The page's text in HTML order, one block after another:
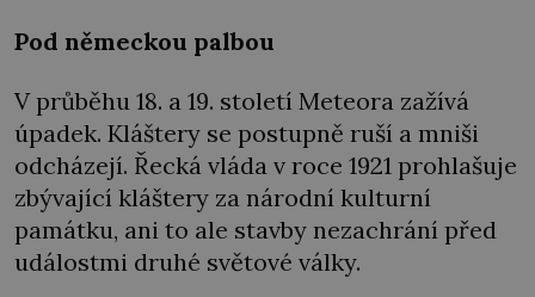
Pod německou palbou
V průběhu 18. a 19. století Meteora zažívá
úpadek. Kláštery se postupně ruší a mniši
odcházejí. Řecká vláda v roce 1921 prohlašuje
zbývající kláštery za národní kulturní
památku, ani to ale stavby nezachrání před
událostmi druhé světové války.